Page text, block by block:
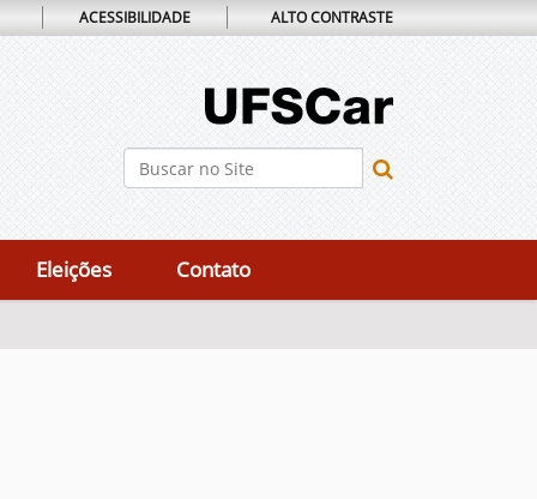
Busca
ACESSIBILIDADE ALTO CONTRASTE
Eleições Contato